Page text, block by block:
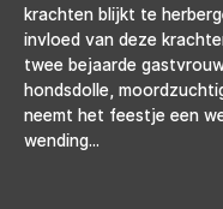
krachten blijkt te
invloed van deze
twee bejaarde
hondsdolle,
neemt het feestje een
wending...